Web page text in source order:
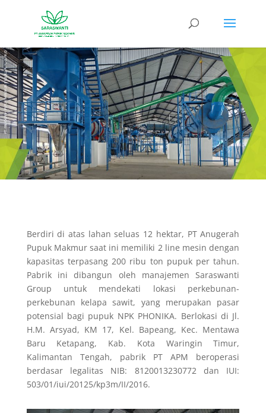
Berdiri di atas lahan seluas 12 hektar, PT Anugerah
Pupuk Makmur saat ini memiliki 2 line mesin dengan
kapasitas terpasang 200 ribu ton pupuk per tahun.
Pabrik ini dibangun oleh manajemen Saraswanti
Group untuk mendekati lokasi perkebunan-
perkebunan kelapa sawit, yang merupakan pasar
potensial bagi pupuk NPK PHONIKA. Berlokasi di Jl.
H.M. Arsyad, KM 17, Kel. Bapeang, Kec. Mentawa
Baru Ketapang, Kab. Kota Waringin Timur,
Kalimantan Tengah, pabrik PT APM beroperasi
berdasar legalitas NIB: 8120013230772 dan IUI:
503/01/iui/20125/kp3m/II/2016.